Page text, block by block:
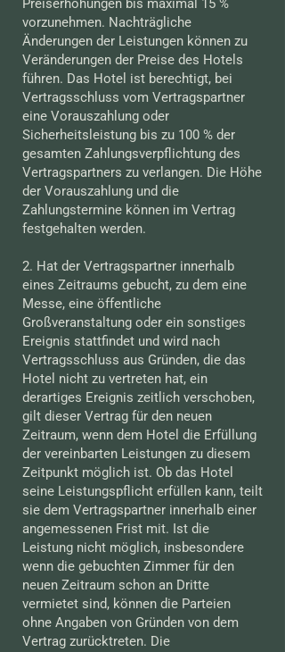
Preiserhöhungen bis maximal 15 %
vorzunehmen. Nachträgliche
Änderungen der Leistungen können zu
Veränderungen der Preise des Hotels
führen. Das Hotel ist berechtigt, bei
Vertragsschluss vom Vertragspartner
eine Vorauszahlung oder
Sicherheitsleistung bis zu 100 % der
gesamten Zahlungsverpflichtung des
Vertragspartners zu verlangen. Die Höhe
der Vorauszahlung und die
Zahlungstermine können im Vertrag
festgehalten werden.
2. Hat der Vertragspartner innerhalb
eines Zeitraums gebucht, zu dem eine
Messe, eine öffentliche
Großveranstaltung oder ein sonstiges
Ereignis stattfindet und wird nach
Vertragsschluss aus Gründen, die das
Hotel nicht zu vertreten hat, ein
derartiges Ereignis zeitlich verschoben,
gilt dieser Vertrag für den neuen
Zeitraum, wenn dem Hotel die Erfüllung
der vereinbarten Leistungen zu diesem
Zeitpunkt möglich ist. Ob das Hotel
seine Leistungspflicht erfüllen kann, teilt
sie dem Vertragspartner innerhalb einer
angemessenen Frist mit. Ist die
Leistung nicht möglich, insbesondere
wenn die gebuchten Zimmer für den
neuen Zeitraum schon an Dritte
vermietet sind, können die Parteien
ohne Angaben von Gründen von dem
Vertrag zurücktreten. Die